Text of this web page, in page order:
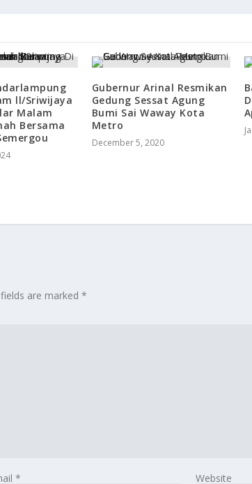
ll/Sriwijaya
Malam
Bersama
Gubernur Arinal Resmikan
Gedung Sessat Agung
Bumi Sai Waway Kota
Metro
December 5, 2020
fields are marked*
* Website